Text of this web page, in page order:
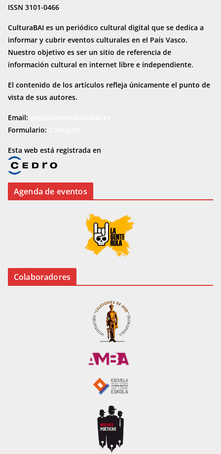
ISSN 3101-0466
CulturaBAI es un periódico cultural digital que se dedica a
informar y cubrir eventos culturales en el País Vasco.
Nuestro objetivo es ser un sitio de referencia de
información cultural en internet libre e independiente.
El contenido de los artículos refleja únicamente el punto de
vista de sus autores.
Email:
Formulario:
Esta web está registrada en
Agenda de eventos
Colaboradores